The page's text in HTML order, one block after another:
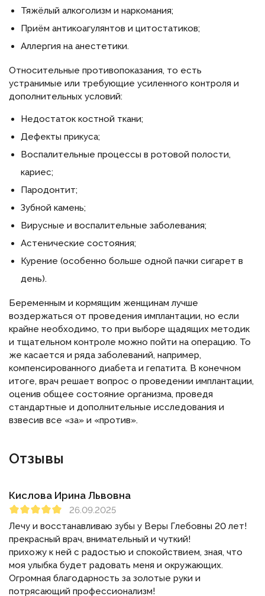
Тяжёлый алкоголизм и наркомания;
Приём антикоагулянтов и цитостатиков;
Аллергия на анестетики.
Относительные противопоказания, то есть
устранимые или требующие усиленного контроля и
дополнительных условий:
Недостаток костной ткани;
Дефекты прикуса;
Воспалительные процессы в ротовой полости,
кариес;
Пародонтит;
Зубной камень;
Вирусные и воспалительные заболевания;
Астенические состояния;
Курение (особенно больше одной пачки сигарет в
день).
Беременным и кормящим женщинам лучше
воздержаться от проведения имплантации, но если
крайне необходимо, то при выборе щадящих методик
и тщательном контроле можно пойти на операцию. То
же касается и ряда заболеваний, например,
компенсированного диабета и гепатита. В конечном
итоге, врач решает вопрос о проведении имплантации,
оценив общее состояние организма, проведя
стандартные и дополнительные исследования и
взвесив все «за» и «против».
Отзывы
Кислова Ирина Львовна
26.09.2025
Лечу и восстанавливаю зубы у Веры Глебовны 20 лет!
прекрасный врач, внимательный и чуткий!
прихожу к ней с радостью и спокойствием, зная, что
моя улыбка будет радовать меня и окружающих.
Огромная благодарность за золотые руки и
потрясающий профессионализм!